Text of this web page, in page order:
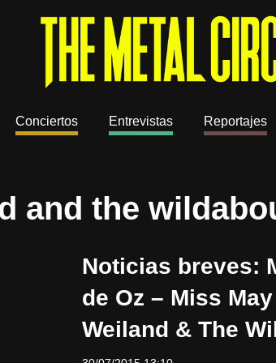
Conciertos Entrevistas Reportajes
and the
Noticias breves:
de Oz – Miss
Weiland & The